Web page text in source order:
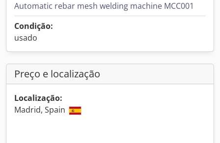
Automatic rebar mesh welding machine MCC001
Condição:
usado
Preço e localização
Localização:
Madrid, Spain